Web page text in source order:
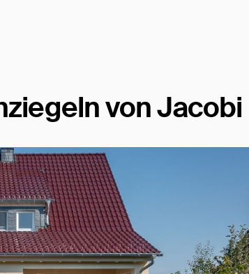
von Jacobi